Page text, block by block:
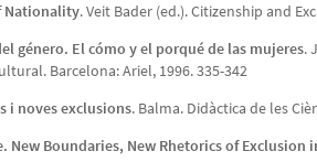
Nationality. Veit Bader (ed.). Citizenship and
género. El cómo y el porqué de las mujeres.
Barcelona: Ariel, 1996. 335-342
i noves exclusions. Balma. Didàctica de les
New Boundaries, New Rhetorics of Exclusion